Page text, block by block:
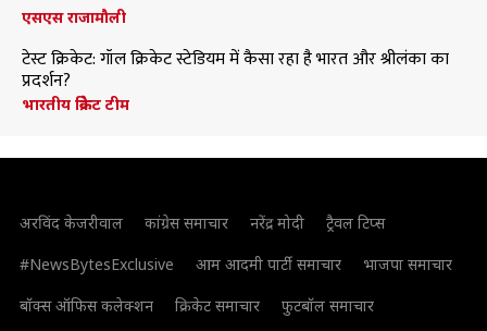
एसएस राजामौली
टेस्ट क्रिकेट: गॉल क्रिकेट स्टेडियम में कैसा रहा है भारत और श्रीलंका का
प्रदर्शन?
भारतीय क्रिकेट टीम
अरविंद केजरीवाल कांग्रेस समाचार नरेंद्र मोदी
ट्रैवल टिप्स
#NewsBytesExclusive
आम आदमी पार्टी समाचार
भाजपा समाचार
बॉक्स ऑफिस कलेक्शन
क्रिकेट समाचार फुटबॉल समाचार